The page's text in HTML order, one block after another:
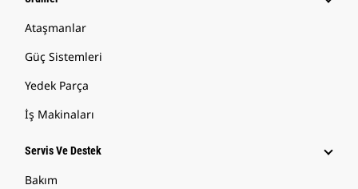
Ataşmanlar
Güç Sistemleri
Yedek Parça
İş Makinaları
Servis Ve Destek
Bakım